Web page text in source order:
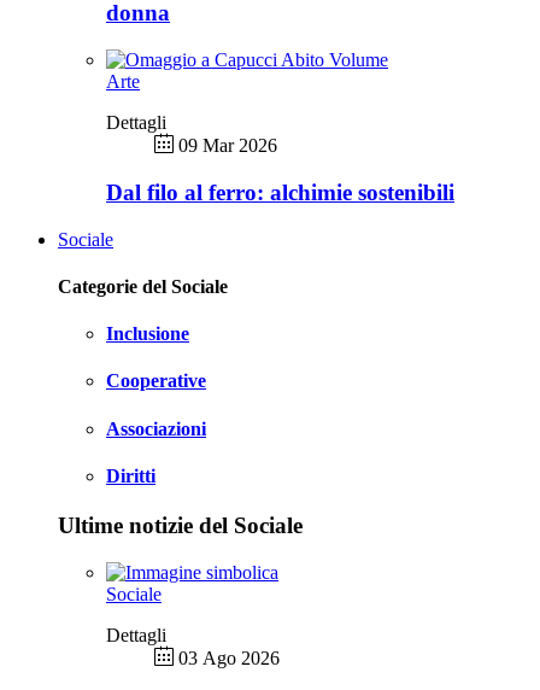
donna
Arte
Dettagli
09 Mar 2026
Dal filo al ferro: alchimie sostenibili
Sociale
Categorie del Sociale
Inclusione
Cooperative
Associazioni
Diritti
Ultime notizie del Sociale
Sociale
Dettagli
03 Ago 2026